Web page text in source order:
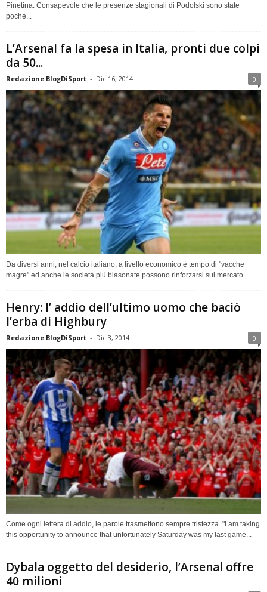
Pinetina. Consapevole che le presenze stagionali di Podolski sono state
poche...
L’Arsenal fa la spesa in Italia, pronti due colpi
da 50...
Redazione BlogDiSport - Dic 16, 2014 0
Da diversi anni, nel calcio italiano, a livello economico è tempo di "vacche
magre" ed anche le società più blasonate possono rinforzarsi sul mercato...
Henry: l’ addio dell’ultimo uomo che baciò
l’erba di Highbury
Redazione BlogDiSport - Dic 3, 2014 0
Come ogni lettera di addio, le parole trasmettono sempre tristezza. "I am taking
this opportunity to announce that unfortunately Saturday was my last game...
Dybala oggetto del desiderio, l’Arsenal offre
40 milioni